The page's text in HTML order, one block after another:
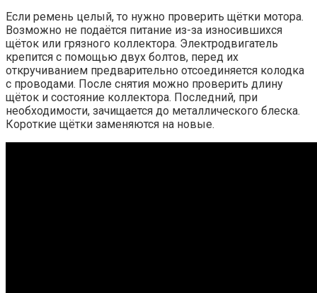
Если ремень целый, то нужно проверить щётки мотора.
Возможно не подаётся питание из-за износившихся
щёток или грязного коллектора. Электродвигатель
крепится с помощью двух болтов, перед их
откручиванием предварительно отсоединяется колодка
с проводами. После снятия можно проверить длину
щёток и состояние коллектора. Последний, при
необходимости, зачищается до металлического блеска.
Короткие щётки заменяются на новые.